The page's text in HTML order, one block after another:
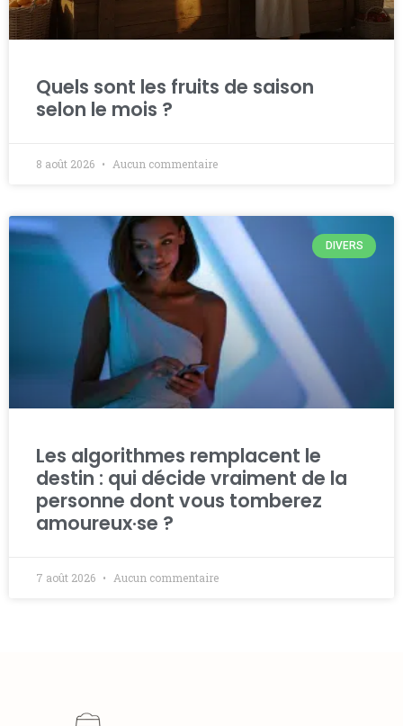
Quels sont les fruits de saison
selon le mois ?
8 août 2026 Aucun commentaire
DIVERS
Les algorithmes remplacent le
destin : qui décide vraiment de la
personne dont vous tomberez
amoureux·se ?
7 août 2026 Aucun commentaire